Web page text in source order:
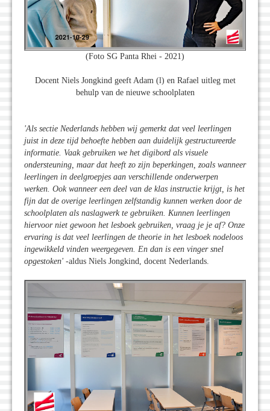
(Foto SG Panta Rhei - 2021)
Docent Niels Jongkind geeft Adam (l) en Rafael uitleg met
behulp van de nieuwe schoolplaten
'Als sectie Nederlands hebben wij gemerkt dat veel leerlingen
juist in deze tijd behoefte hebben aan duidelijk gestructureerde
informatie. Vaak gebruiken we het digibord als visuele
ondersteuning, maar dat heeft zo zijn beperkingen, zoals wanneer
leerlingen in deelgroepjes aan verschillende onderwerpen
werken. Ook wanneer een deel van de klas instructie krijgt, is het
fijn dat de overige leerlingen zelfstandig kunnen werken door de
schoolplaten als naslagwerk te gebruiken. Kunnen leerlingen
hiervoor niet gewoon het lesboek gebruiken, vraag je je af? Onze
ervaring is dat veel leerlingen de theorie in het lesboek nodeloos
ingewikkeld vinden weergegeven. En dan is een vinger snel
opgestoken' -aldus Niels Jongkind, docent Nederlands.